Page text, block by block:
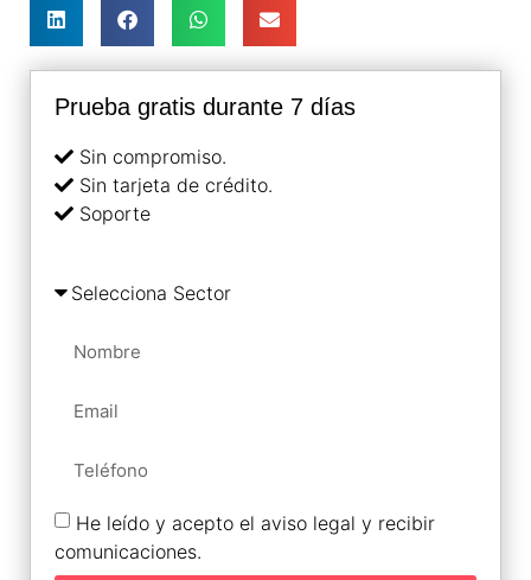
Prueba gratis durante 7 días
Sin compromiso.
Sin tarjeta de crédito.
Soporte
He leído y acepto el aviso legal y recibir
comunicaciones.